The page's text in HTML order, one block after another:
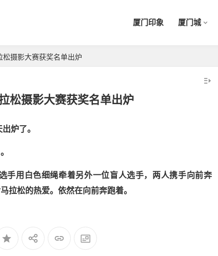
厦门印象 厦门城
松摄影大赛获奖名单出炉
松摄影大赛获奖名单出炉
炉了。
手用白色细绳牵着另外一位盲人选手，两人携手向前奔
拉松的热爱。依然在向前奔跑着。